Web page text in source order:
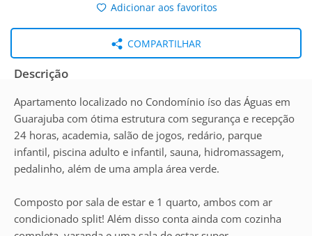
Adicionar aos favoritos
COMPARTILHAR
Descrição
Apartamento localizado no Condomínio íso das Águas em
Guarajuba com ótima estrutura com segurança e recepção
24 horas, academia, salão de jogos, redário, parque
infantil, piscina adulto e infantil, sauna, hidromassagem,
pedalinho, além de uma ampla área verde.
Composto por sala de estar e 1 quarto, ambos com ar
condicionado split! Além disso conta ainda com cozinha